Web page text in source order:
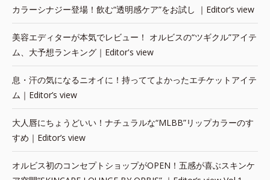
カラーシナジー登場！飲む“透明感ケア”をお試し ｜Editor’s view
美容エディターが本気でレビュー！ オルビスの“ツギクル”アイテ
ム、大予想ランキング｜Editor's view
息・汗の気になるニオイに！持っててよかったエチケットアイテ
ム｜Editor’s view
大人唇にちょうどいい！ナチュラルな“MLBB”リップカラーのす
すめ｜Editor’s view
オルビス初のコンセプトショップがOPEN！五感が喜ぶスキンケ